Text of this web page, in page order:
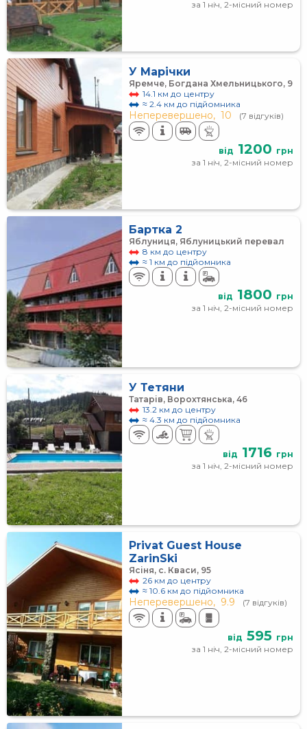
за 1 ніч, 2-місний номер
У Марічки
Яремче, Богдана Хмельницького, 9
14.1 км до центру
≈ 2.4 км до підйомника
Неперевершено, 10 (7 відгуків)
від 1200 грн
за 1 ніч, 2-місний номер
Бартка 2
Яблуниця, Яблуницький перевал
8 км до центру
≈ 1 км до підйомника
від 1800 грн
за 1 ніч, 2-місний номер
У Тетяни
Татарів, Ворохтянська, 46
13.2 км до центру
≈ 4.3 км до підйомника
від 1716 грн
за 1 ніч, 2-місний номер
Privat Guest House
ZarinSki
Ясіня, с. Кваси, 95
26 км до центру
≈ 10.6 км до підйомника
Неперевершено, 9.9 (7 відгуків)
від 595 грн
за 1 ніч, 2-місний номер